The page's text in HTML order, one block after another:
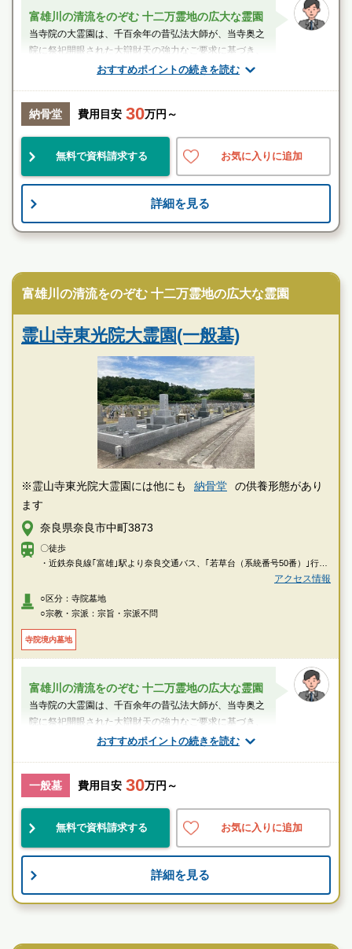
おすすめポイントの続きを読む
富雄川の清流をのぞむ 十二万霊地の広大な霊園
当寺院の大霊園は、千百余年の昔弘法大師が、当寺奥之
院に祭祀開眼された大辯財天の強力なご要求に基づき、
昭和15年開園した由緒ある吉相大霊園で...
スタッフのメッセージ
民営 伝統的 歴史有
お墓のことなら何でもご相談ください
現地を見学して実際の雰囲気をお確かめください
す
霊山寺東光院大霊園の特徴
納骨堂 費用目安 30万円～
無料で資料請求する お気に入りに追加
詳細を見る
富雄川の清流をのぞむ 十二万霊地の広大な霊園
霊山寺東光院大霊園(一般墓)
※霊山寺東光院大霊園には他にも 納骨堂
の供養形態があり
ます
奈良県奈良市中町3873
〇徒歩
・近鉄奈良線｢富雄｣駅より奈良交通バス、｢若草台（系統番号50番）｣行き
〇車
・第二阪奈有料道路「中町ランプ」より県道7号線を北へ約5分
アクセス情報
○区分：寺院墓地
○宗教・宗派：宗旨・宗派不問
寺院境内墓地
おすすめポイントの続きを読む
富雄川の清流をのぞむ 十二万霊地の広大な霊園
当寺院の大霊園は、千百余年の昔弘法大師が、当寺奥之
院に祭祀開眼された大辯財天の強力なご要求に基づき、
昭和15年開園した由緒ある吉相大霊園で...
スタッフのメッセージ
富雄駅
民営 伝統的 歴史有
お墓のことなら何でもご相談ください
現地を見学して実際の雰囲気をお確かめください
す
一般墓 費用目安 30万円～
無料で資料請求する お気に入りに追加
詳細を見る